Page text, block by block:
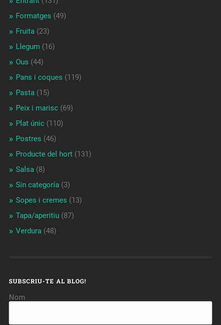
Formatges (49)
Fruita(23)
Llegum (16)
Ous (44)
Pans i coques (119)
Pasta(15)
Peix i marisc(69)
Plat únic(110)
Postres (46)
Producte del hort(131)
Salsa(8)
Sin categoría(3)
Sopes i cremes (13)
Tapa/aperitiu(87)
Verdura(48)
SUBSCRIU-TE AL BLOG!
Nom